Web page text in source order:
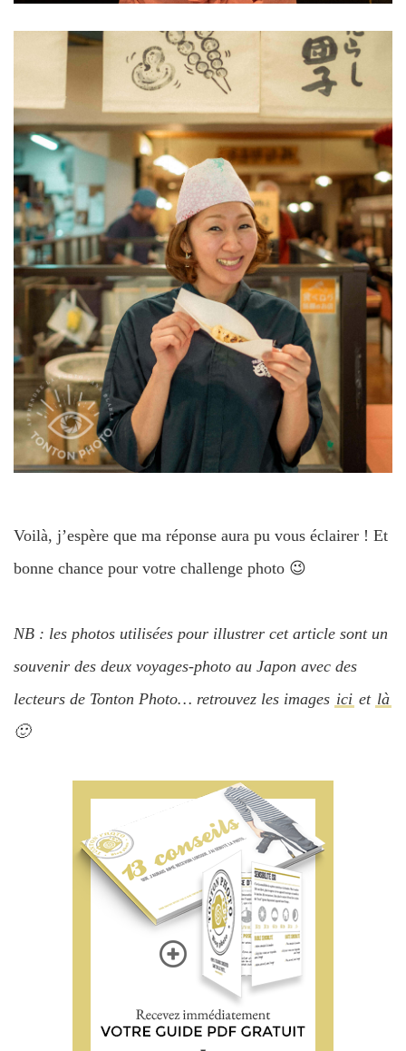
Voilà, j’espère que ma réponse aura pu vous éclairer ! Et
bonne chance pour votre challenge photo 😉
NB : les photos utilisées pour illustrer cet article sont un
souvenir des deux voyages-photo au Japon avec des
lecteurs de Tonton Photo… retrouvez les images ici et là
🙂